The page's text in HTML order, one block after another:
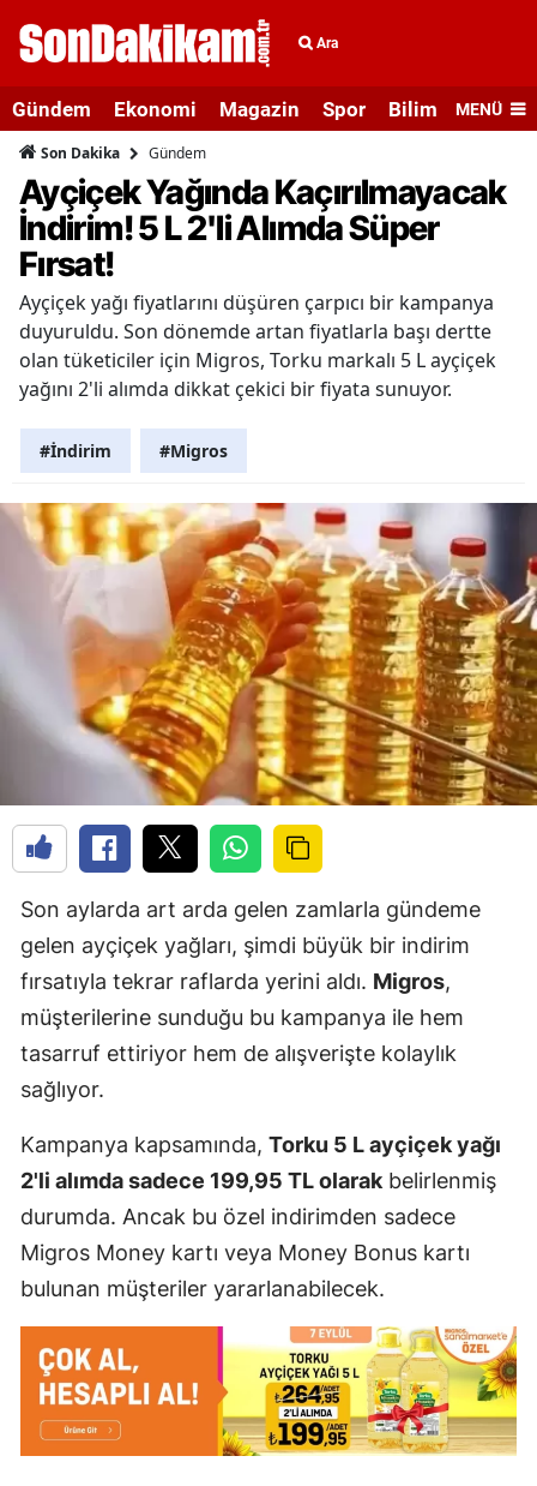
Ara
Gündem Ekonomi Magazin Spor Bilim veMENÜ
Son Dakika Gündem
Ayçiçek Yağında Kaçırılmayacak
İndirim! 5 L 2'li Alımda Süper
Fırsat!
Ayçiçek yağı fiyatlarını düşüren çarpıcı bir kampanya
duyuruldu. Son dönemde artan fiyatlarla başı dertte
olan tüketiciler için Migros, Torku markalı 5 L ayçiçek
yağını 2'li alımda dikkat çekici bir fiyata sunuyor.
#İndirim #Migros
Son aylarda art arda gelen zamlarla gündeme
gelen ayçiçek yağları, şimdi büyük bir indirim
fırsatıyla tekrar raflarda yerini aldı. Migros,
müşterilerine sunduğu bu kampanya ile hem
tasarruf ettiriyor hem de alışverişte kolaylık
sağlıyor.
Kampanya kapsamında, Torku 5 L ayçiçek yağı
2'li alımda sadece 199,95 TL olarak belirlenmiş
durumda. Ancak bu özel indirimden sadece
Migros Money kartı veya Money Bonus kartı
bulunan müşteriler yararlanabilecek.